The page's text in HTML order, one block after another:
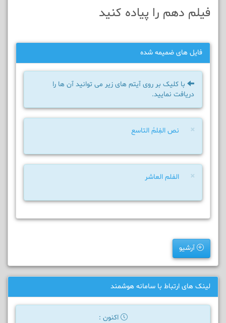
فيلم دهم را پياده کنيد
فایل های ضمیمه شده
با کلیک بر روی آیتم های زیر می توانید آن ها را
دریافت نمایید.
× نص الفِلمُ التاسع
× الفلم العاشر
آرشیو
لینک های ارتباط با سامانه هوشمند
اکنون :